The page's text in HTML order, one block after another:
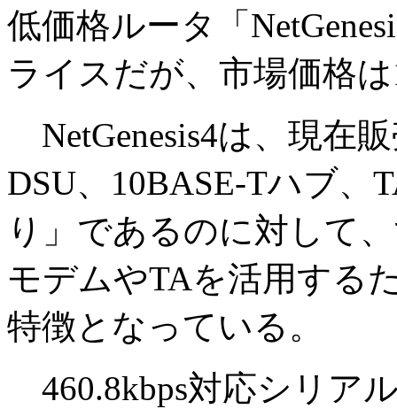
低価格ルータ「
ライスだが、市場価格
NetGenesis4は、現在
DSU、10BASE-Tハブ、
り」であるのに対して
モデムやTAを活用する
特徴となっている。
460.8kbps対応シリア